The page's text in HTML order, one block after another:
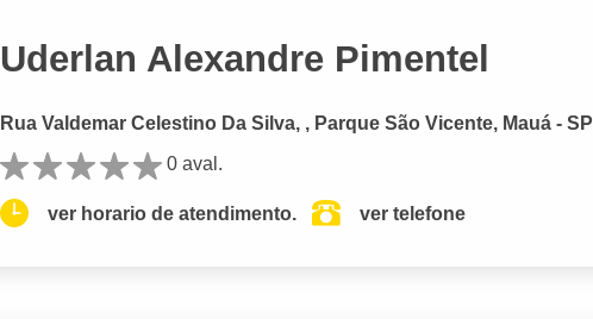
Uderlan Alexandre Pimentel
Rua Valdemar Celestino Da Silva, , Parque São Vicente, Mauá - SP
0 aval.
ver horario de atendimento. ver telefone